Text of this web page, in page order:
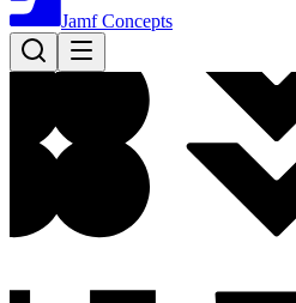
Jamf Concepts